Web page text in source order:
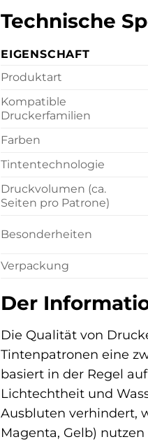
Technische
EIGENSCHAFT
Produktart
Kompatible
Druckerfamilien
Farben
Tintentechnologie
Druckvolumen (ca.
Seiten pro Patrone)
Besonderheiten
Verpackung
Der
Die Qualität von
Tintenpatronen eine
basiert in der Regel
Lichtechtheit und
Ausbluten verhindert,
Magenta, Gelb)